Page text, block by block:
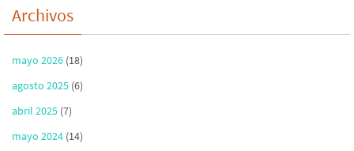
Archivos
mayo 2026 (18)
agosto 2025 (6)
abril 2025 (7)
mayo 2024 (14)